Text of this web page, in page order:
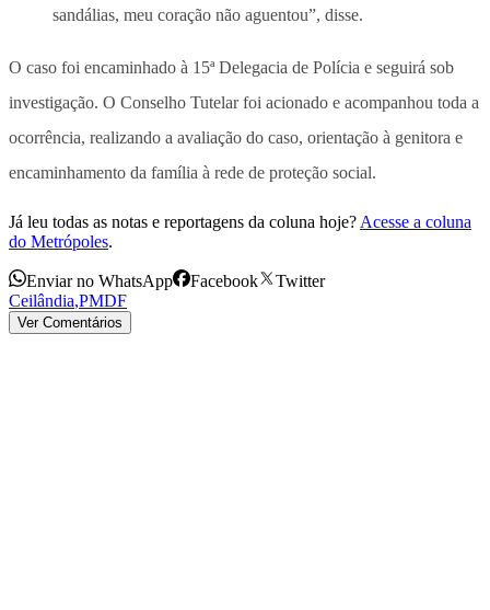
sandálias, meu coração não aguentou”, disse.
O caso foi encaminhado à 15ª Delegacia de Polícia e seguirá sob
investigação. O Conselho Tutelar foi acionado e acompanhou toda a
ocorrência, realizando a avaliação do caso, orientação à genitora e
encaminhamento da família à rede de proteção social.
Já leu todas as notas e reportagens da coluna hoje? Acesse a coluna
do Metrópoles.
Enviar no WhatsApp Facebook
Twitter
Ceilândia,PMDF
Ver Comentários